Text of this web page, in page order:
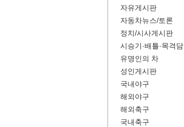
자유게시판
자동차뉴스/토론
정치/시사게시판
시승기·배틀·목격담
유명인의 차
성인게시판
국내야구
해외야구
해외축구
국내축구